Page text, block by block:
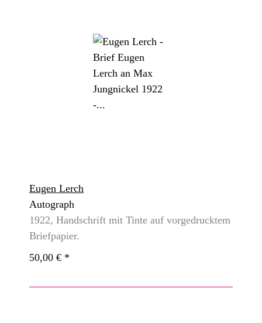
Eugen Lerch
Autograph
1922, Handschrift mit Tinte auf vorgedrucktem
Briefpapier.
50,00 € *